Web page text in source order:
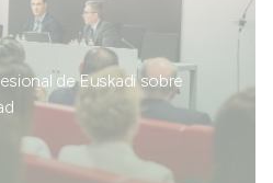
de Euskadi sobre